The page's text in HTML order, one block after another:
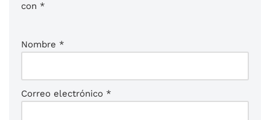
con *
Nombre *
Correo electrónico *